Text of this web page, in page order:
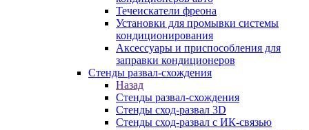
Течеискатели фреона
Установки для промывки системы
кондиционирования
Аксессуары и приспособления для
заправки кондиционеров
Стенды развал-схождения
Назад
Стенды развал-схождения
Стенды сход-развал 3D
Стенды сход-развал с ИК-связью